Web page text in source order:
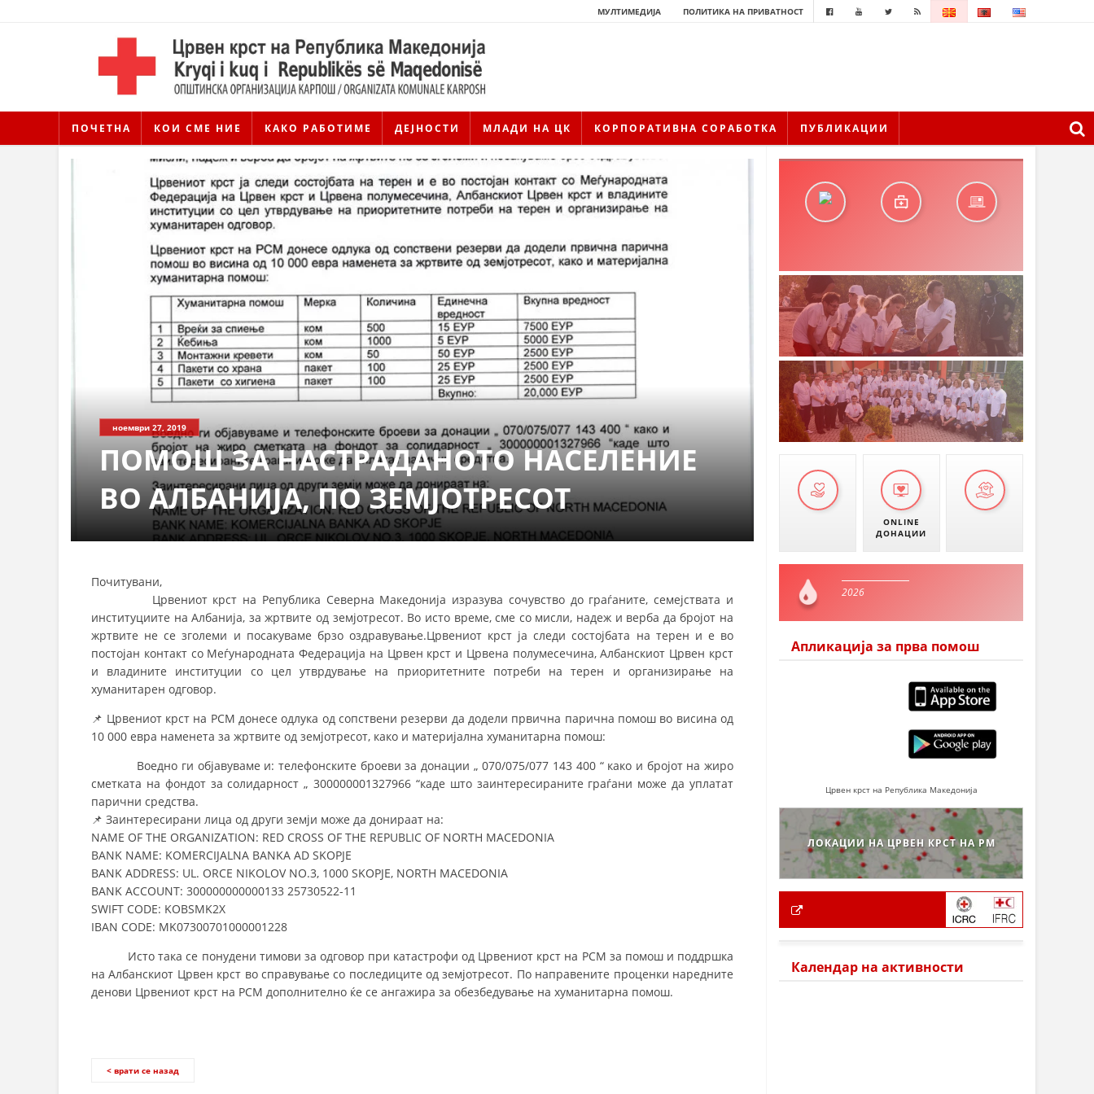
МУЛТИМЕДИЈА ПОЛИТИКА НА ПРИВАТНОСТ
ПОЧЕТНА КОИ СМЕ НИЕ КАКО РАБОТИМЕ ДЕЈНОСТИ МЛАДИ НА ЦК КОРПОРАТИВНА СОРАБОТКА ПУБЛИКАЦИИ
ПРИРАЧНИЦИ
СТРАТЕГИИ
БРОШУРИ
ПРЕЗЕНТАЦИИ
ноември 27, 2019
ПОМОШ ЗА НАСТРАДАНОТО НАСЕЛЕНИЕ
ВО АЛБАНИЈА, ПО ЗЕМЈОТРЕСОТ
Почитувани,
Црвениот крст на Република Северна Македонија изразува сочувство до граѓаните, семејствата и
институциите на Албанија, за жртвите од земјотресот. Во исто време, сме со мисли, надеж и верба да бројот на
жртвите не се зголеми и посакуваме брзо оздравување.Црвениот крст ја следи состојбата на терен и е во
постојан контакт со Меѓународната Федерација на Црвен крст и Црвена полумесечина, Албанскиoт Црвен крст
и владините институции со цел утврдување на приоритетните потреби на терен и организирање на
хуманитарен одговор.
📌 Црвениот крст на РСМ донесе одлука од сопствени резерви да додели првична парична помош во висина од
10 000 евра наменета за жртвите од земјотресот, како и материјална хуманитарна помош:
Воедно ги објавуваме и: телефонските броеви за донации „ 070/075/077 143 400 “ како и бројот на жиро
сметката на фондот за солидарност „ 300000001327966 “каде што заинтересираните граѓани може да уплатат
парични средства.
📌 Заинтересирани лица од други земји може да донираат на:
NAME OF THE ORGANIZATION: RED CROSS OF THE REPUBLIC OF NORTH MACEDONIA
BANK NAME: KOMERCIJALNA BANKA AD SKOPJE
BANK ADDRESS: UL. ORCE NIKOLOV NO.3, 1000 SKOPJE, NORTH MACEDONIA
BANK ACCOUNT: 300000000000133 25730522-11
SWIFT CODE: KOBSMK2X
IBAN CODE: MK07300701000001228
Исто така се понудени тимови за одговор при катастрофи од Црвениот крст на РСМ за помош и поддршка
на Албанскиот Црвен крст во справување со последиците од земјотресот. По направените проценки наредните
денови Црвениот крст на РСМ дополнително ќе се ангажира за обезбедување на хуманитарна помош.
< врати се назад
ONLINE
ДОНАЦИИ
2026
Апликација за прва помош
Црвен крст на Република Македонија
ЛОКАЦИИ НА ЦРВЕН КРСТ НА РМ
Календар на активности